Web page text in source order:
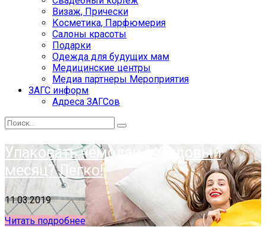
Визаж, Прически
Косметика, Парфюмерия
Салоны красоты
Подарки
Одежда для будущих мам
Медицинские центры
Медиа партнеры Мероприятия
ЗАГС информ
Адреса ЗАГСов
Упаковать чемодан в медовый
месяц? Легко!
11.03.2019
Читать подробнее